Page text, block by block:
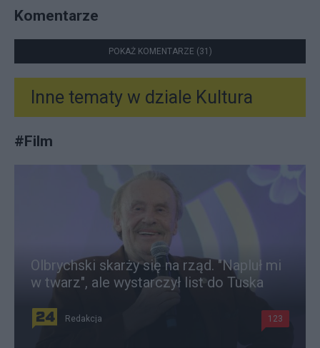
Komentarze
POKAŻ KOMENTARZE (31)
Inne tematy w dziale Kultura
#Film
Olbrychski skarży się na rząd. "Napluł mi
w twarz", ale wystarczył list do Tuska
Redakcja 123